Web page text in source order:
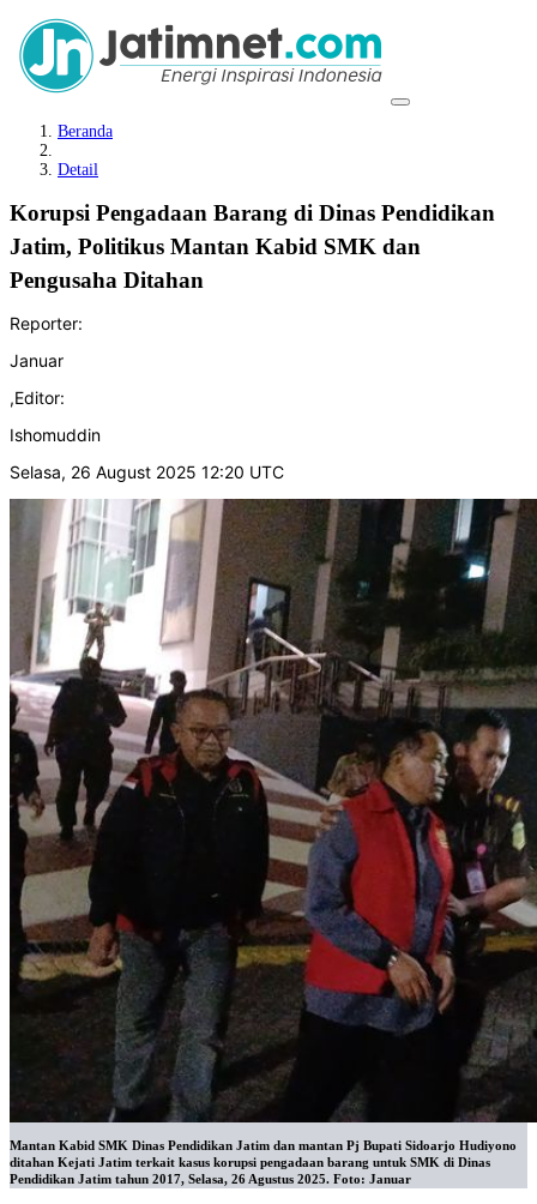
Beranda
Detail
Korupsi Pengadaan Barang di Dinas Pendidikan
Jatim, Politikus Mantan Kabid SMK dan
Pengusaha Ditahan
Reporter:
Januar
,Editor:
Ishomuddin
Selasa, 26 August 2025 12:20 UTC
Mantan Kabid SMK Dinas Pendidikan Jatim dan mantan Pj Bupati Sidoarjo Hudiyono
ditahan Kejati Jatim terkait kasus korupsi pengadaan barang untuk SMK di Dinas
Pendidikan Jatim tahun 2017, Selasa, 26 Agustus 2025. Foto: Januar